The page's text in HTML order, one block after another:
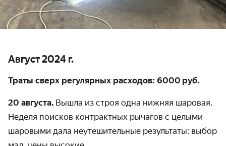
Август 2024 г.
Траты сверх регулярных расходов: 6000 руб.
20 августа. Вышла из строя одна нижняя шаровая.
Неделя поисков контрактных рычагов с целыми
шаровыми дала неутешительные результаты: выбор